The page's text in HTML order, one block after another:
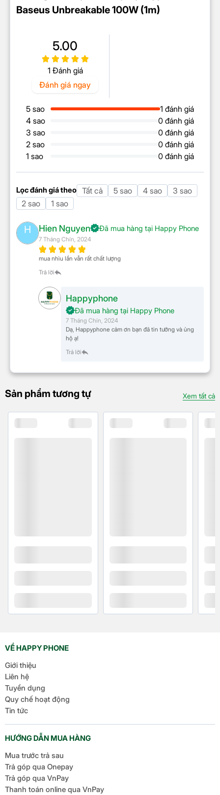
cáp chịu được lực kéo và uốn cong mà không bị hư
Baseus Unbreakable được làm từ các chất liệu cao
cấp, đảm bảo độ bền lâu dài. Bạn sẽ không phải lo
lắng về việc cáp bị gãy hoặc đứt sau một thời gian
sử dụng.
Trang bị chip xử lý nguồn
thế hệ mới chống quá
nhiệt và quá tải
An toàn luôn là yếu tố quan trọng khi sử dụng các
Unbreakable được trang bị chip thông minh E-
Market, có khả năng điều chỉnh, kiểm soát tốc độ
sạc phù hợp với từng thiết bị, dung lượng pin hay giai
đoạn sạc hiện tại. Điều này giúp chống quá nhiệt và
quá tải, đảm bảo thiết bị của bạn luôn được sạc một
cách an toàn và ổn định.
Cáp sạc Type C to C Baseus Glimmer 100W (1m)
tương thích với nhiều thiết bị sử dụng cổng Type-C
và nhiều dòng smartphone, tablet khác. Bên cạnh
đó, chiều dài 1 mét mang lại sự linh hoạt cao khi sử
dụng, đảm bảo bạn luôn có thể sạc thiết bị của mình
một cách dễ dàng mà không phải gặp khó khăn với
Baseus Unbreakable 100W (1m)
5.00
1 Đánh giá
Đánh giá ngay
5 sao
1 đánh giá
4 sao
0 đánh giá
3 sao
0 đánh giá
2 sao
0 đánh giá
1 sao
0 đánh giá
Lọc đánh giá theo Tất cả 5 sao 4 sao
3 sao
2 sao
1 sao
H Hien Nguyen Đã mua hàng tại Happy Phone
7 Tháng Chín, 2024
mua nhìu lần vẫn rất chất lượng
Trả lời
Happyphone
Đã mua hàng tại Happy Phone
7 Tháng Chín, 2024
Dạ, Happyphone cảm ơn bạn đã tin tưởng và ủng
hộ ạ!
Trả lời
Sản phẩm tương tự Xem tất cả
VỀ HAPPY PHONE
Giới thiệu
Liên hệ
Tuyển dụng
Quy chế hoạt động
Tin tức
HƯỚNG DẪN MUA HÀNG
Mua trước trả sau
Trả góp qua Onepay
Trả góp qua VnPay
Thanh toán online qua VnPay